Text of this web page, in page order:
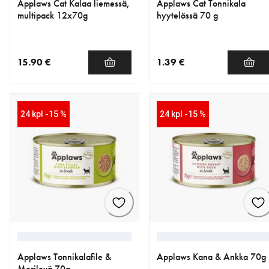
Applaws Cat Kalaa liemessä,
multipack 12x70g
15.90 €
Applaws Cat Tonnikala
hyytelössä 70 g
1.39 €
24 kpl -15 %
Applaws Tonnikalafile &
24 kpl -15 %
Applaws Kana & Ankka 70g